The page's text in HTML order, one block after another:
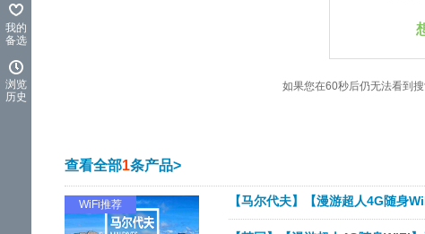
如果您在60秒后仍无法看到
查看全部1条产品>
WiFi推荐 【马尔代夫】【漫游超人4G随身
我的
备选
浏览
历史